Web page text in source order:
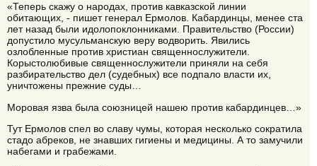
«Теперь скажу о народах, против кавказской линии
обитающих, - пишет генерал Ермолов. Кабардинцы, менее ста
лет назад были идолопоклонниками. Правительство (России)
допустило мусульманскую веру водворить. Явились
озлобленные против христиан священнослужители.
Корыстолюбивые священнослужители приняли на себя
разбирательство дел (судебных) все подпало власти их,
уничтожены прежние суды…
Моровая язва была союзницей нашею против кабардинцев…»
Тут Ермолов спел во славу чумы, которая несколько сократила
стадо абреков, не знавших гигиены и медицины. А то замучили
набегами и грабежами.